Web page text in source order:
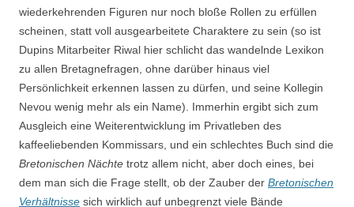
wiederkehrenden Figuren nur noch bloße Rollen zu erfüllen
scheinen, statt voll ausgearbeitete Charaktere zu sein (so ist
Dupins Mitarbeiter Riwal hier schlicht das wandelnde Lexikon
zu allen Bretagnefragen, ohne darüber hinaus viel
Persönlichkeit erkennen lassen zu dürfen, und seine Kollegin
Nevou wenig mehr als ein Name). Immerhin ergibt sich zum
Ausgleich eine Weiterentwicklung im Privatleben des
kaffeeliebenden Kommissars, und ein schlechtes Buch sind die
Bretonischen Nächte trotz allem nicht, aber doch eines, bei
dem man sich die Frage stellt, ob der Zauber der Bretonischen
Verhältnisse sich wirklich auf unbegrenzt viele Bände